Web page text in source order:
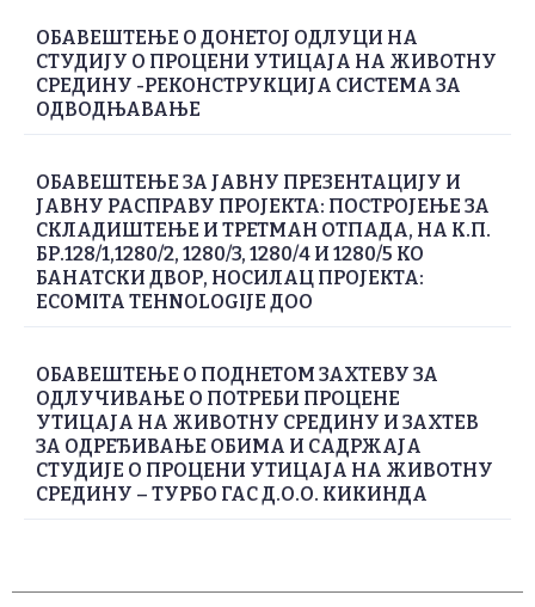
ОБАВЕШТЕЊЕ О ДОНЕТОЈ ОДЛУЦИ НА
СТУДИЈУ О ПРОЦЕНИ УТИЦАЈА НА ЖИВОТНУ
СРЕДИНУ -РЕКОНСТРУКЦИЈА СИСТЕМА ЗА
ОДВОДЊАВАЊЕ
ОБАВЕШТЕЊE ЗА ЈАВНУ ПРЕЗЕНТАЦИЈУ И
ЈАВНУ РАСПРАВУ ПРОЈЕКТА: ПОСТРОЈЕЊЕ ЗА
СКЛАДИШТЕЊЕ И ТРЕТМАН ОТПАДА, НА К.П.
БР.128/1,1280/2, 1280/3, 1280/4 И 1280/5 КО
БАНАТСКИ ДВОР, НОСИЛАЦ ПРОЈЕКТА:
ECOMITA TEHNOLOGIJE ДОО
ОБАВЕШТЕЊЕ О ПОДНЕТОМ ЗАХТЕВУ ЗА
ОДЛУЧИВАЊЕ О ПОТРЕБИ ПРОЦЕНЕ
УТИЦАЈА НА ЖИВОТНУ СРЕДИНУ И ЗАХТЕВ
ЗА ОДРЕЂИВАЊЕ ОБИМА И САДРЖАЈА
СТУДИЈЕ О ПРОЦЕНИ УТИЦАЈА НА ЖИВОТНУ
СРЕДИНУ – ТУРБО ГАС Д.О.О. КИКИНДА